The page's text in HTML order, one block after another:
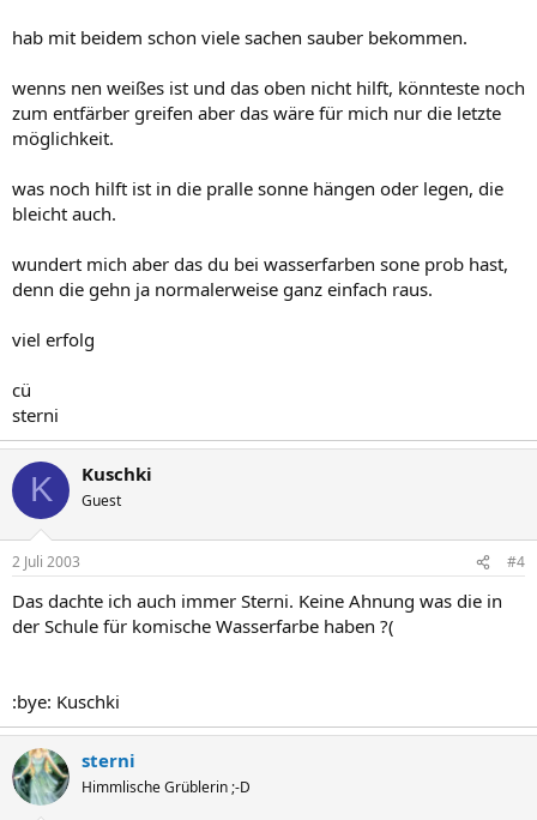
hab mit beidem schon viele sachen sauber bekommen.
wenns nen weißes ist und das oben nicht hilft, könnteste noch
zum entfärber greifen aber das wäre für mich nur die letzte
möglichkeit.
was noch hilft ist in die pralle sonne hängen oder legen, die
bleicht auch.
wundert mich aber das du bei wasserfarben sone prob hast,
denn die gehn ja normalerweise ganz einfach raus.
viel erfolg
cü
sterni
K Kuschki
Guest
2 Juli 2003 #4
Das dachte ich auch immer Sterni. Keine Ahnung was die in
der Schule für komische Wasserfarbe haben ?(
:bye: Kuschki
sterni
Himmlische Grüblerin ;-D